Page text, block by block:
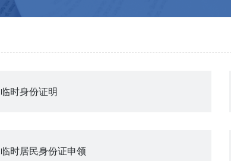
临时身份证明
临时居民身份证申领